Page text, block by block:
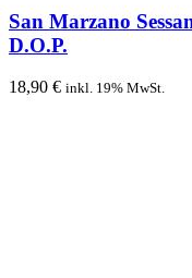
San Marzano
D.O.P.
18,90 € inkl. 19% MwSt.